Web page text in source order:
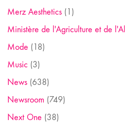
Merz Aesthetics (1)
Ministère de l'Agriculture et de
Mode (18)
Music (3)
News (638)
Newsroom (749)
Next One (38)